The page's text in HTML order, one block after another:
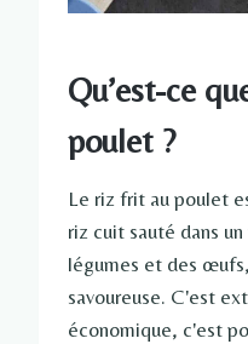
Qu’est-ce
poulet ?
Le riz frit au poulet
riz cuit sauté dans
légumes et des
savoureuse. C'est
économique, c'est